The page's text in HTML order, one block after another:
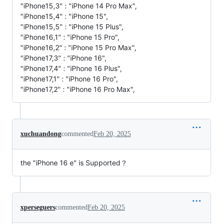
"iPhone15,3" : "iPhone 14 Pro Max",
"iPhone15,4" : "iPhone 15",
"iPhone15,5" : "iPhone 15 Plus",
"iPhone16,1" : "iPhone 15 Pro",
"iPhone16,2" : "iPhone 15 Pro Max",
"iPhone17,3" : "iPhone 16",
"iPhone17,4" : "iPhone 16 Plus",
"iPhone17,1" : "iPhone 16 Pro",
"iPhone17,2" : "iPhone 16 Pro Max",
xuchuandongcommentedFeb 20, 2025
the "iPhone 16 e" is Supported？
xperseguerscommentedFeb 20, 2025